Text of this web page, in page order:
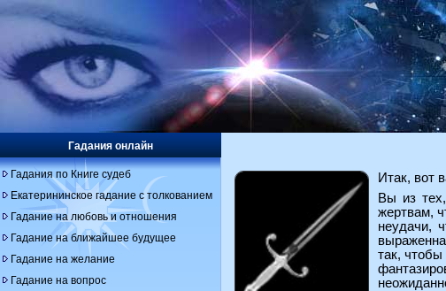
Итак, вот
Вы из
жертвам,
неудачи,
так,
Гадания онлайн
Гадания по Книге судеб
Екатерининское гадание с толкованием
Гадание на любовь и отношения
Гадание на ближайшее будущее
Гадание на желание
Гадание на вопрос